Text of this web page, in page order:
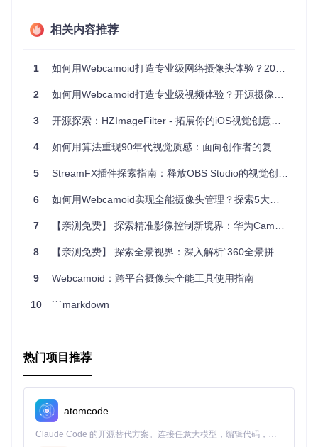
之成为了直播领域的一大利器，轻而易举地增加直播间的趣味
性和互动性。
项目特点
即插即用：简洁的集成步骤，快速为你的应用加入滤镜功
多样滤镜：内置多款滤镜，满足不同审美需求，且支持自定
兼容性强：完美适配Android 4.0.3及以上版本，兼容七牛云
文档详尽：附带示例代码和详细文档，即便是OpenGL ES
的新手也能迅速上手。
活跃社区 ：拥有支持QQ群和作者主页等交流渠道，确保开
发过程中问题及时解决。
结语
CameraFilters不仅是技术的集合，更是视觉艺术与编程智慧
入鲜活的视觉元素，那么CameraFilters无疑是你的理想选
笔！
相关内容推荐
1 如何用Webcamoid打造专业级网络摄像头体验？2024超全指南 🎥
2 如何用Webcamoid打造专业级视频体验？开源摄像头工具的创新用法
3 开源探索：HZImageFilter - 拓展你的iOS视觉创意边界
4 如何用算法重现90年代视觉质感：面向创作者的复古视频工具
5 StreamFX插件探索指南：释放OBS Studio的视觉创造力
6 如何用Webcamoid实现全能摄像头管理？探索5大实用场景
7 【亲测免费】 探索精准影像控制新境界：华为Camera 100-HW定制化工具深度解析
8 【亲测免费】 探索全景视界：深入解析“360全景拼接”开源项目
9 Webcamoid：跨平台摄像头全能工具使用指南
10 ```markdown
热门项目推荐
atomcode
Claude Code 的开源替代方案。连接任意大模型，编辑代码，运行命令，自动验证 — 全自动执行。用 Rust 构建，极致性能。 ｜ An open-source alternative to Claude Code. Connect any LLM, edit code, run commands, and verify changes — autonomously. Built in Rust for speed. Get Started